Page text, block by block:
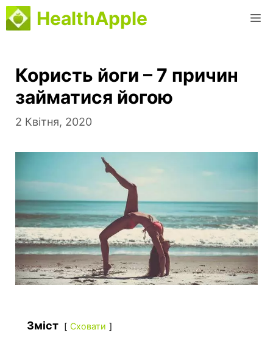
Перейти
до
HealthApple
Користь йоги – 7 причин
займатися йогою
2 Квітня, 2020
Зміст Сховати